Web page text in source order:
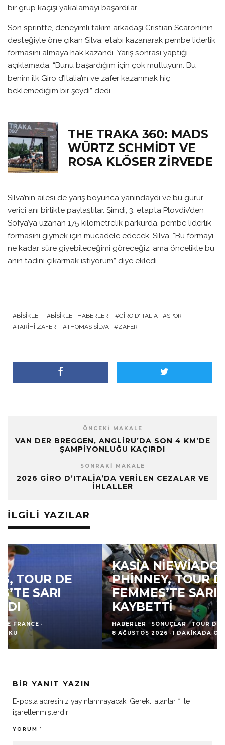
bir grup kaçışı yakalamayı başardılar.
Son sprintte, deneyimli takım arkadaşı Cristian Scaroni’nin
desteğiyle öne çıkan Silva, etabı kazanarak pembe liderlik
formasını almaya hak kazandı. Yarış sonrası yaptığı
açıklamada, “Bunu başardığım için çok mutluyum. Bu
benim ilk Giro d’Italia’m ve zafer kazanmak hiç
beklemediğim bir şeydi” dedi.
THE TRAKA 360: MADS
WÜRTZ SCHMIDT VE
ROSA KLÖSER ZIRVEDE
Silva’nın ailesi de yarış boyunca yanındaydı ve bu gurur
verici anı birlikte paylaştılar. Şimdi, 3. etapta Plovdiv’den
Sofya’ya uzanan 175 kilometrelik parkurda, pembe liderlik
formasını giymek için mücadele edecek. Silva, “Bu formayı
ne kadar süre giyebileceğimi göreceğiz, ama öncelikle bu
anın tadını çıkarmak istiyorum” diye ekledi.
BISIKLET BISIKLET HABERLERI GIRO D'ITALIA
SPOR
TARIHI ZAFERI
THOMAS SILVA ZAFER
ÖNCEKI MAKALE
VAN DER BREGGEN, ANGLIRU’DA SON 4 KM’DE
ŞAMPIYONLUĞU KAÇIRDI
SONRAKI MAKALE
2026 GIRO D’ITALIA’DA VERILEN CEZALAR VE
İHLALLER
İLGILI YAZILAR
KASIA NIEWIADOMA-
PHINNEY, TOUR DE FRANCE
FEMMES’TE SARI MAYO’YU
KAYBETTI
HABERLER TOUR DE FRANCE ·
8 AĞUSTOS 2026
1 DAKIKADA OKU
BIR YANIT YAZIN
E-posta adresiniz yayınlanmayacak. Gerekli alanlar * ile
işaretlenmişlerdir
YORUM *